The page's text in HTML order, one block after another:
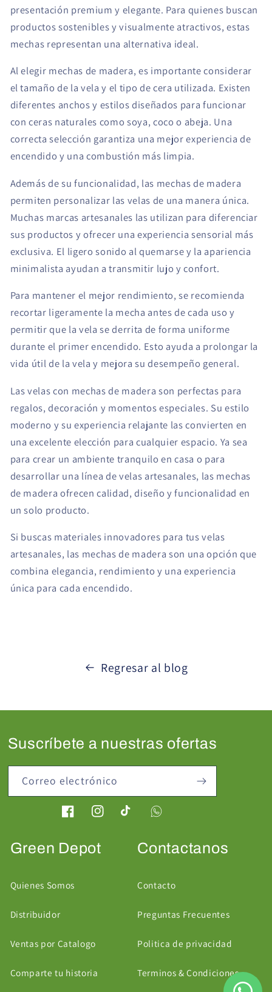
presentación premium y elegante. Para quienes buscan
productos sostenibles y visualmente atractivos, estas
mechas representan una alternativa ideal.
Al elegir mechas de madera, es importante considerar
el tamaño de la vela y el tipo de cera utilizada. Existen
diferentes anchos y estilos diseñados para funcionar
con ceras naturales como soya, coco o abeja. Una
correcta selección garantiza una mejor experiencia de
encendido y una combustión más limpia.
Además de su funcionalidad, las mechas de madera
permiten personalizar las velas de una manera única.
Muchas marcas artesanales las utilizan para diferenciar
sus productos y ofrecer una experiencia sensorial más
exclusiva. El ligero sonido al quemarse y la apariencia
minimalista ayudan a transmitir lujo y confort.
Para mantener el mejor rendimiento, se recomienda
recortar ligeramente la mecha antes de cada uso y
permitir que la vela se derrita de forma uniforme
durante el primer encendido. Esto ayuda a prolongar la
vida útil de la vela y mejora su desempeño general.
Las velas con mechas de madera son perfectas para
regalos, decoración y momentos especiales. Su estilo
moderno y su experiencia relajante las convierten en
una excelente elección para cualquier espacio. Ya sea
para crear un ambiente tranquilo en casa o para
desarrollar una línea de velas artesanales, las mechas
de madera ofrecen calidad, diseño y funcionalidad en
un solo producto.
Si buscas materiales innovadores para tus velas
artesanales, las mechas de madera son una opción que
combina elegancia, rendimiento y una experiencia
única para cada encendido.
Regresar al blog
Suscríbete a nuestras ofertas
Correo electrónico
FacebookInstagramTikTok
Green Depot
Quienes Somos
Distribuidor
Ventas por Catalogo
Comparte tu historia
Contactanos
Contacto
Preguntas Frecuentes
Politica de privacidad
Terminos & Condiciones